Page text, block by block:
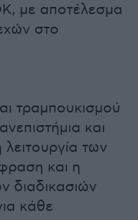
με αποτέλεσμα
στο
τραμπουκισμού
και
των
και η
διαδικασιών
κάθε